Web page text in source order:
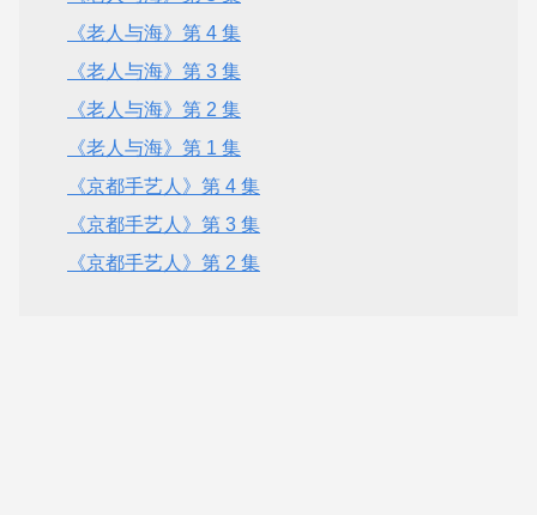
《老人与海》第 4 集
《老人与海》第 3 集
《老人与海》第 2 集
《老人与海》第 1 集
《京都手艺人》第 4 集
《京都手艺人》第 3 集
《京都手艺人》第 2 集